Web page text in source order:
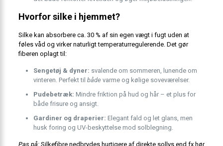
Hvorfor silke i hjemmet?
Silke kan absorbere ca. 30 % af sin egen vægt i fugt uden at
føles våd og virker naturligt temperaturregulerende. Det gør
fiberen oplagt til:
Sengetøj & dyner: svalende om sommeren, lunende om
vinteren. Perfekt til bådevarme og kølige soveværelser.
Pudebetræk: Mindre friktion på hud og hår – et plus for
både frisure og ansigt.
Gardiner og draperier: Elegant fald og let glans, men
husk foring og UV-beskyttelse mod solblegning.
Pas på:Silkefibre nedbrydes hurtigere af direkte sollys end fx hør